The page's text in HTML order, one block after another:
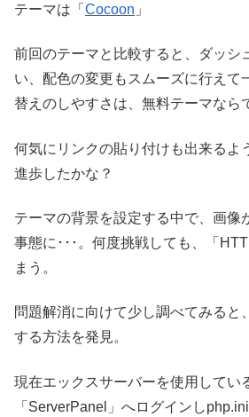
テーマは「 Cocoon 」
前回のテーマと比較すると、ダッシ
い、配色の変更もスムーズに行えて
替えのしやすさは、無料テーマなら
何気にリンクの貼り付けも出来るよ
進歩したかな？
テーマの背景を設定する中で、画像
事態に･･･。何度挑戦しても、「
まう。
問題解消に向けて少し調べてみると
する方法を発見。
現在エックスサーバーを使用してい
「ServerPanel」へログインし